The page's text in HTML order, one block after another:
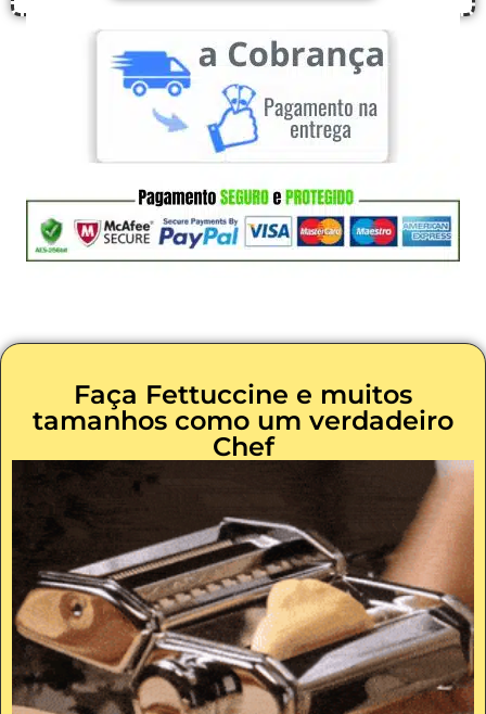
Faça Fettuccine e muitos
tamanhos como um verdadeiro
Chef